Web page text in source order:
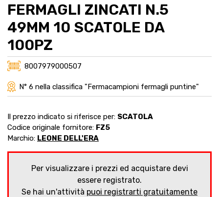
FERMAGLI ZINCATI N.5
49MM 10 SCATOLE DA
100PZ
8007979000507
N° 6 nella classifica "Fermacampioni fermagli puntine"
Il prezzo indicato si riferisce per: SCATOLA
Codice originale fornitore: FZ5
Marchio: LEONE DELL'ERA
Per visualizzare i prezzi ed acquistare devi
essere registrato.
Se hai un'attività puoi registrarti gratuitamente